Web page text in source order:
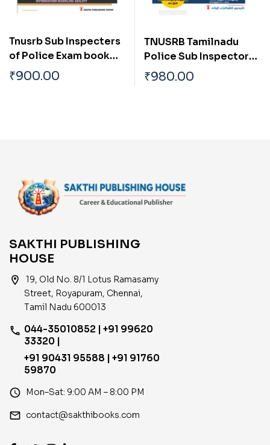
Tnusrb Sub Inspecters
of Police Exam book
English
₹900.00
TNUSRB Tamilnadu
Police Sub Inspector
Exam Book: General
₹980.00
SAKTHI PUBLISHING
HOUSE
location_on
19, Old No. 8/1 Lotus Ramasamy
Street, Royapuram, Chennai,
Tamil Nadu 600013
phone 044-35010852 | +91 99620
33320 |
+91 90431 95588 | +91 91760
59870
access_time Mon–Sat: 9:00 AM – 8:00 PM
email contact@sakthibooks.com